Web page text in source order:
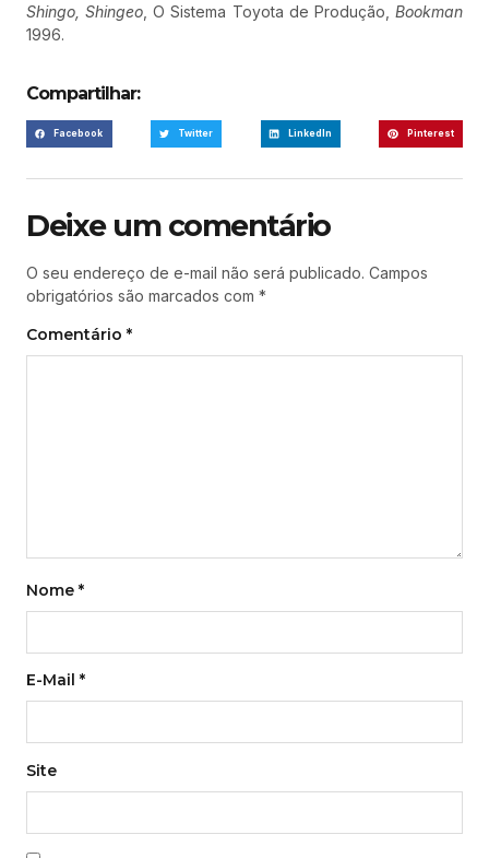
Shingo, Shingeo , O Sistema Toyota de Produção,Bookman
1996.
Compartilhar:
Facebook Twitter LinkedIn Pinterest
Deixe um comentário
O seu endereço de e-mail não será publicado. Campos
obrigatórios são marcados com *
Comentário *
Nome *
E-Mail *
Site